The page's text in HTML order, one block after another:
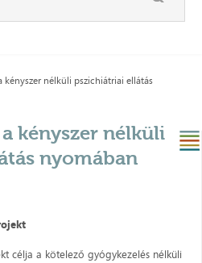
kényszer nélküli pszichiátriai ellátás
kényszer nélküli
nyomában
célja a kötelező gyógykezelés nélküli